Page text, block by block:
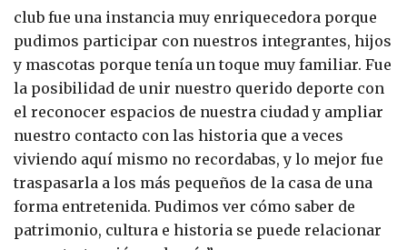
club fue una instancia muy enriquecedora porque
pudimos participar con nuestros integrantes, hijos
y mascotas porque tenía un toque muy familiar. Fue
la posibilidad de unir nuestro querido deporte con
el reconocer espacios de nuestra ciudad y ampliar
nuestro contacto con las historia que a veces
viviendo aquí mismo no recordabas, y lo mejor fue
traspasarla a los más pequeños de la casa de una
forma entretenida. Pudimos ver cómo saber de
patrimonio, cultura e historia se puede relacionar